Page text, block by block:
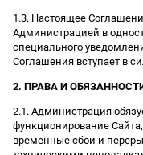
1.3. Настоящее
Администрацией в
специального
Соглашения вступает в
2. ПРАВА И
2.1. Администрация
функционирование
временные сбои и